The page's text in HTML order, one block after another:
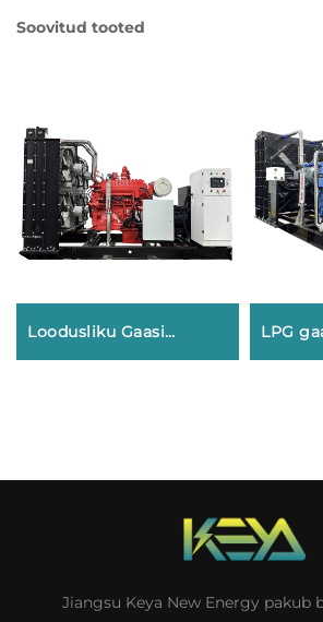
Soovitud tooted
Loodusliku Gaasi
LPG
Jiangsu Keya New Energy pakub